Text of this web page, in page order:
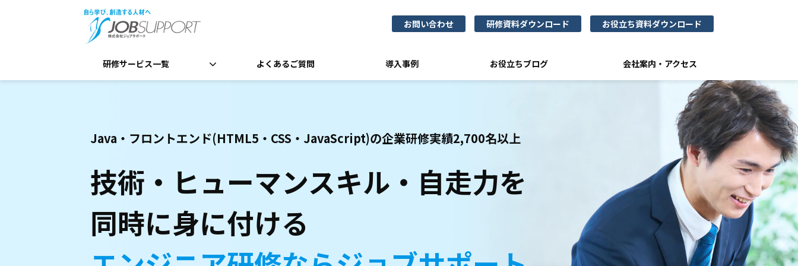
お問い合わせ 研修資料ダウンロード お役立ち資料ダウンロード
研修サービス一覧 よくあるご質問 導入事例 お役立ちブログ 会社案内・アクセス
Java・フロントエンド(HTML5・CSS・JavaScript)の企業研修実績2,700名以上
技術・ヒューマンスキル・自走力を
同時に身に付ける